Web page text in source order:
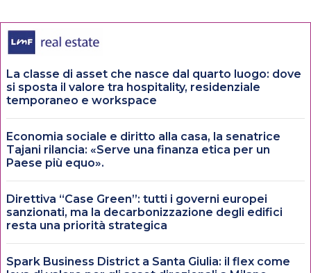
La classe di asset che nasce dal quarto luogo: dove
si sposta il valore tra hospitality, residenziale
temporaneo e workspace
Economia sociale e diritto alla casa, la senatrice
Tajani rilancia: «Serve una finanza etica per un
Paese più equo».
Direttiva “Case Green”: tutti i governi europei
sanzionati, ma la decarbonizzazione degli edifici
resta una priorità strategica
Spark Business District a Santa Giulia: il flex come